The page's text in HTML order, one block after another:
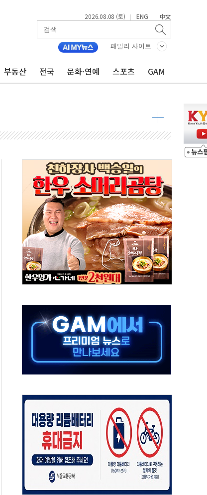
2026.08.08 (토) | ENG | 中文
패밀리 사이트
부동산 전국 문화·연예 스포츠 GAM
차 확대'
상승… STOXX 600 지수는 나흘 연속 최고치
협에 맞설 자체 억지력 강화
해상봉쇄 영향
물 1%대 상승
주↑ VS 트레이드데스크·웬디스↓
겠다"
전환점"